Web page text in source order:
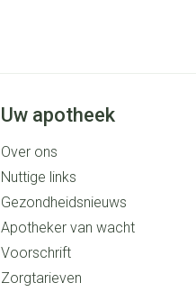
Uw apotheek
Over ons
Nuttige links
Gezondheidsnieuws
Apotheker van wacht
Voorschrift
Zorgtarieven